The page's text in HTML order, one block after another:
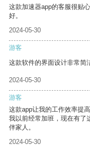
这款加速器app的客服很贴
好。
2024-05-30
游客
这款软件的界面设计非常简
2024-05-30
游客
这款app让我的工作效率提
我以前经常加班，现在有了
伴家人。
2024-05-30